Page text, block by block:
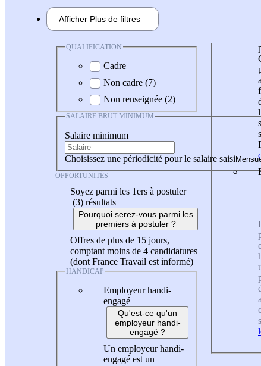
Afficher Plus de filtres
QUALIFICATION
Cadre
Non cadre (7)
Non renseignée (2)
SALAIRE BRUT MINIMUM
Salaire minimum
Choisissez une périodicité pour le salaire saisi
OPPORTUNITÉS
Soyez parmi les 1ers à postuler
(3) résultats
Pourquoi serez-vous parmi les
premiers à postuler ?
Offres de plus de 15 jours,
comptant moins de 4 candidatures
(dont France Travail est informé)
HANDICAP
Employeur handi-
engagé
Qu'est-ce qu'un
employeur handi-
engagé ?
Un employeur handi-
engagé est un